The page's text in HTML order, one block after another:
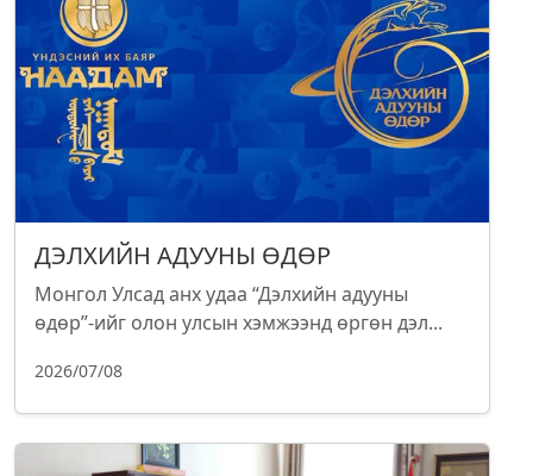
ДЭЛХИЙН АДУУНЫ ӨДӨР
Монгол Улсад анх удаа “Дэлхийн адууны
өдөр”-ийг олон улсын хэмжээнд өргөн дэл...
2026/07/08